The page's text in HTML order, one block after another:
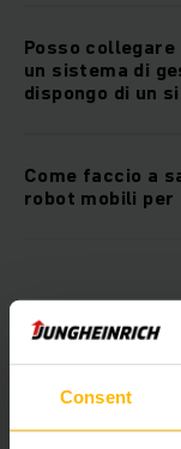
Consent
Posso
un sistema di
dispongo di un
Come faccio a
robot mobili per